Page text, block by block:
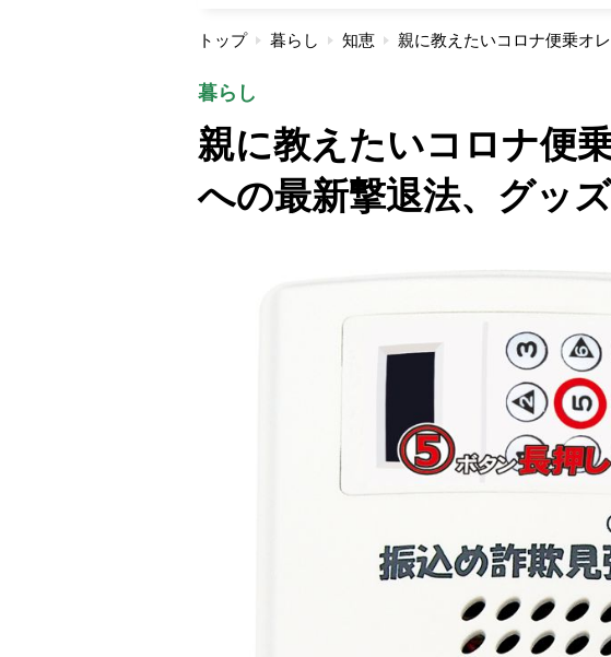
トップ 暮らし 知恵
暮らし
親に教えたいコロナ便
への最新撃退法、グッズ